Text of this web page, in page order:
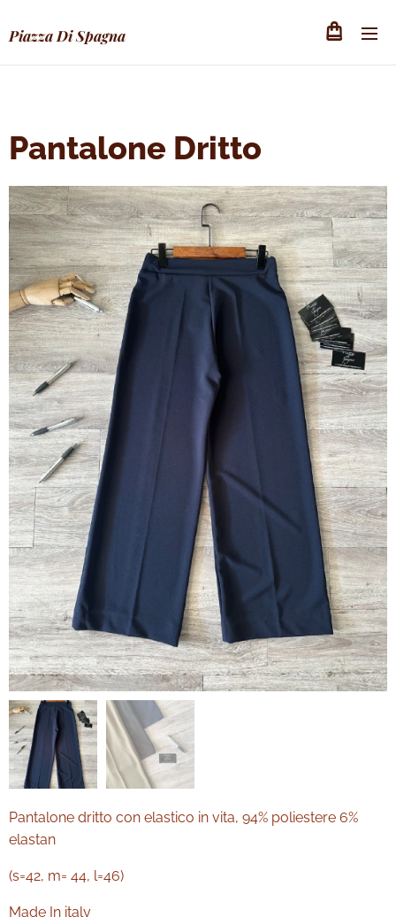
Piazza Di Spagna
Pantalone Dritto
Pantalone dritto con elastico in vita, 94% poliestere 6%
elastan
(s=42, m= 44, l=46)
Made In italy